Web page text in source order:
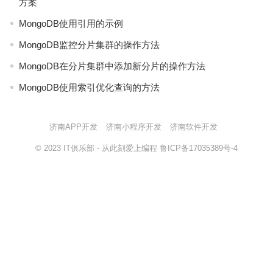
MongoDB使用引用的示例
MongoDB监控分片集群的操作方法
MongoDB在分片集群中添加新分片的操作方法
MongoDB使用索引优化查询的方法
济南APP开发 济南小程序开发 济南软件开发
© 2023 IT俱乐部 - 从此刻爱上编程 鲁ICP备17035389号-4